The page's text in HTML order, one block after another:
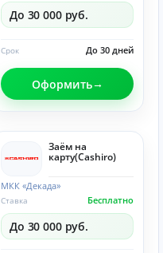
До 30 000 руб.
До 30 дней
Срок
Оформить
Заём на
карту(Cashiro)
МКК «Декада»
Бесплатно
Ставка
До 30 000 руб.